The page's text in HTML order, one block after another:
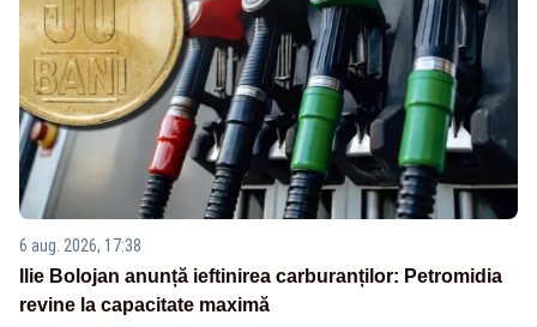
6 aug. 2026, 17:38
Ilie Bolojan anunță ieftinirea carburanților: Petromidia
revine la capacitate maximă